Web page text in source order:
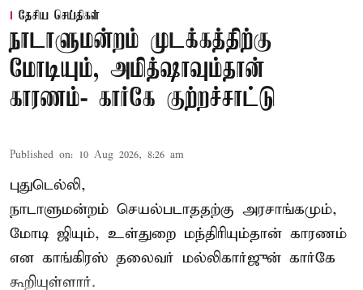
தேசிய செய்திகள்
நாடாளுமன்றம் முடக்கத்திற்கு
மோடியும், அமித்ஷாவும்தான்
காரணம்- கார்கே குற்றச்சாட்டு
Published on: 10 Aug 2026, 8:26 am
புதுடெல்லி,
நாடாளுமன்றம் செயல்படாததற்கு அரசாங்கமும்,
மோடி ஜியும், உள்துறை மந்திரியும்தான் காரணம்
என காங்கிரஸ் தலைவர் மல்லிகார்ஜுன் கார்கே
கூறியுள்ளார்.